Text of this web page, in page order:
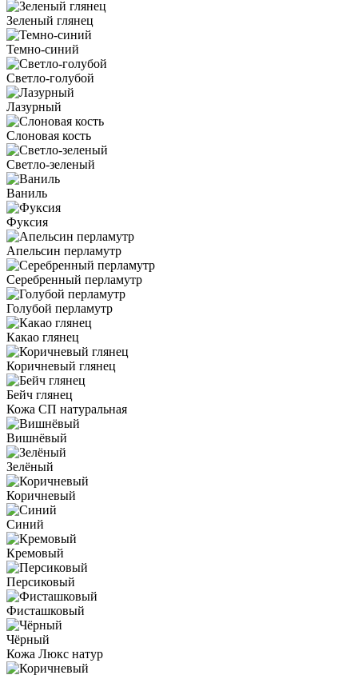
Зеленый глянец
Темно-синий
Светло-голубой
Лазурный
Слоновая кость
Светло-зеленый
Ваниль
Фуксия
Апельсин перламутр
Серебренный перламутр
Голубой перламутр
Какао глянец
Коричневый глянец
Бейч глянец
Кожа СП натуральная
Вишнёвый
Зелёный
Коричневый
Синий
Кремовый
Персиковый
Фисташковый
Чёрный
Кожа Люкс натур